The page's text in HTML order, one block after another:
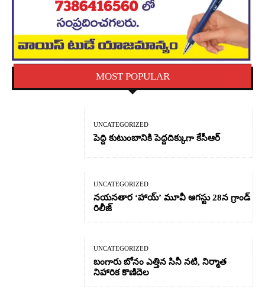
MOST POPULAR
UNCATEGORIZED
పెద్ది కుటుంబానికి పెద్దదిక్కుగా కేసీఆర్
UNCATEGORIZED
నయనతార ‘హాయ్’ మూవీ ఆగస్టు 28న గ్రాండ్
రిలీజ్
UNCATEGORIZED
బంగారు బోనం ఎత్తిన సినీ నటి, నిర్మాత
నిహారిక కొణిదెల